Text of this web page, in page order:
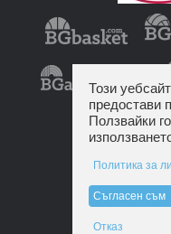
Този
предостави
Ползвайки
Политика за
Съгласен съм
Отказ